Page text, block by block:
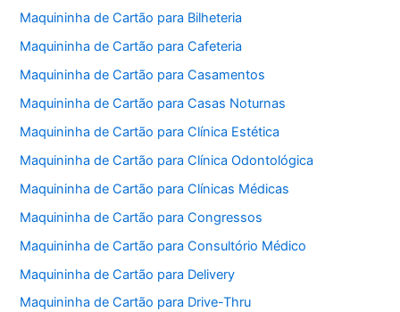
Maquininha de Cartão para Bilheteria
Maquininha de Cartão para Cafeteria
Maquininha de Cartão para Casamentos
Maquininha de Cartão para Casas Noturnas
Maquininha de Cartão para Clínica Estética
Maquininha de Cartão para Clínica Odontológica
Maquininha de Cartão para Clínicas Médicas
Maquininha de Cartão para Congressos
Maquininha de Cartão para Consultório Médico
Maquininha de Cartão para Delivery
Maquininha de Cartão para Drive-Thru